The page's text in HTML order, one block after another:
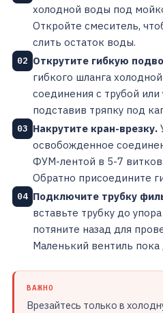
холодной воды под
Откройте смеситель,
слить остаток воды.
02 Открутите гибкую
гибкого шланга
соединения с трубой
подставив тряпку под
03 Накрутите кран-врезку.
освобожденное
ФУМ-лентой в 5-7 витков
Обратно присоедините
04 Подключите трубку
вставьте трубку до
потяните назад для
Маленький вентиль
ВАЖНО
Врезайтесь только в